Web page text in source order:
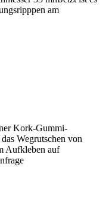
am
Kork-Gummi-
Wegrutschen von
Aufkleben auf